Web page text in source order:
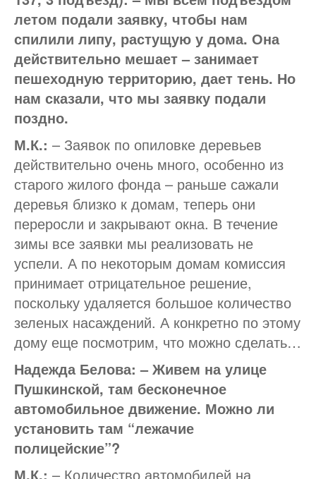
летом подали заявку, чтобы нам
спилили липу, растущую у дома. Она
действительно мешает – занимает
пешеходную территорию, дает тень. Но
нам сказали, что мы заявку подали
поздно.
М.К.: – Заявок по опиловке деревьев
действительно очень много, особенно из
старого жилого фонда – раньше сажали
деревья близко к домам, теперь они
переросли и закрывают окна. В течение
зимы все заявки мы реализовать не
успели. А по некоторым домам комиссия
принимает отрицательное решение,
поскольку удаляется большое количество
зеленых насаждений. А конкретно по этому
дому еще посмотрим, что можно сделать…
Надежда Белова: – Живем на улице
Пушкинской, там бесконечное
автомобильное движение. Можно ли
установить там “лежачие
полицейские”?
М.К.: – Количество автомобилей на